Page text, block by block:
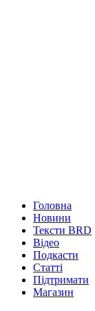
Головна
Новини
Тексти BRD
Відео
Подкасти
Статті
Підтримати
Магазин